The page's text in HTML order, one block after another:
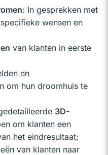
: In gesprekken met
wensen en
van klanten in eerste
en
om hun droomhuis te
3D-
om klanten een
het eindresultaat;
van klanten naar